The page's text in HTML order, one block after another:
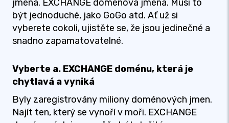
jména. EXCHANGE doménová jména. Musí to
být jednoduché, jako GoGo atd. Ať už si
vyberete cokoli, ujistěte se, že jsou jedinečné a
snadno zapamatovatelné.
Vyberte a. EXCHANGE doménu, která je
chytlavá a vyniká
Byly zaregistrovány miliony doménových jmen.
Najít ten, který se vynoří v moři. EXCHANGE